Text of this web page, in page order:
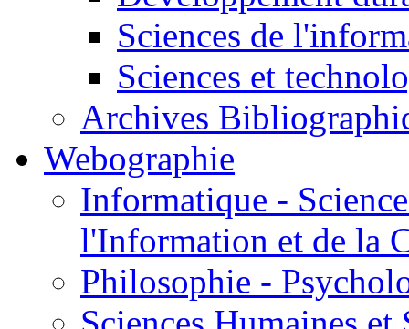
Sciences de
Sciences et
Archives
Webographie
Informatique -
l'Information et de la
Philosophie -